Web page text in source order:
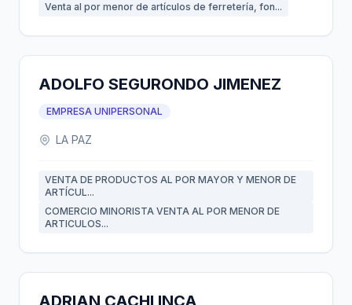
Venta al por menor de artículos de ferretería, fon...
ADOLFO SEGURONDO JIMENEZ
EMPRESA UNIPERSONAL
LA PAZ
VENTA DE PRODUCTOS AL POR MAYOR Y MENOR DE
ARTÍCUL...
COMERCIO MINORISTA VENTA AL POR MENOR DE
ARTICULOS...
ADRIAN CACHI INCA